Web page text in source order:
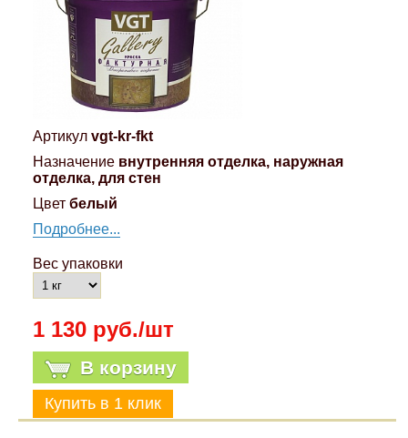
Артикул vgt-kr-fkt
Назначение внутренняя отделка, наружная
отделка, для стен
Цвет белый
Подробнее...
Вес упаковки
1 130 руб./шт
В корзину
Компрессионные фитинги Poliext
Hyundai
Infinity
Kia
Lada
Lexus
Mazda
Mercedes-Benz
Флуоресцентные краски
Шпатлевки, штукатурки
Эмали универсальные акриловые
Грунтовки, защитные лаки
Магнитные панели на холодильник